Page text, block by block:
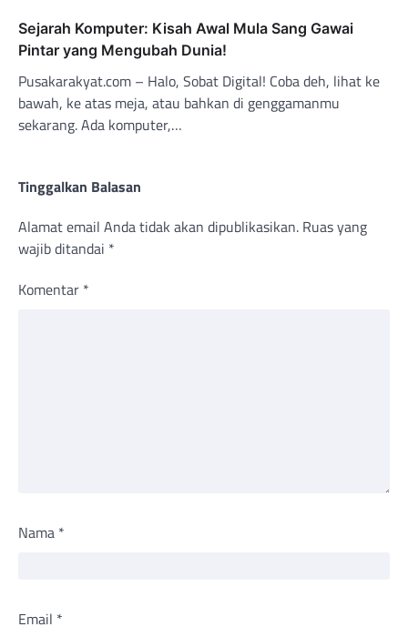
Sejarah Komputer: Kisah Awal Mula Sang Gawai
Pintar yang Mengubah Dunia!
Pusakarakyat.com – Halo, Sobat Digital! Coba deh, lihat ke
bawah, ke atas meja, atau bahkan di genggamanmu
sekarang. Ada komputer,…
Tinggalkan Balasan
Alamat email Anda tidak akan dipublikasikan. Ruas yang
wajib ditandai *
Komentar *
Nama *
Email *